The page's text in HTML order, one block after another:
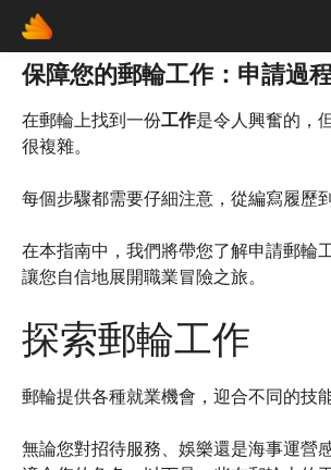
Skip
content
保障您的郵輪工作：申請過
在郵輪上找到一份工作是令人興奮的，
很複雜。
每個步驟都需要仔細注意，從編寫履歷
在本指南中，我們將帶您了解申請郵輪
讓您自信地展開職業冒險之旅。
探索郵輪工作
郵輪提供各種就業機會，迎合不同的技
無論您對招待服務、娛樂還是海事運營